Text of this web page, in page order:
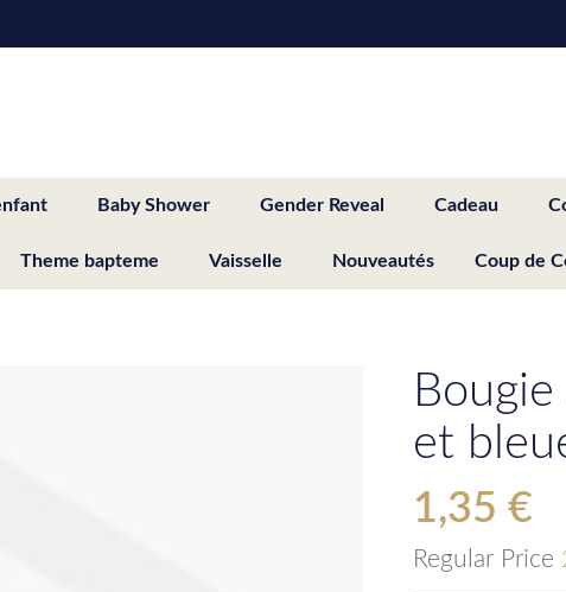
Baby Shower Gender Reveal Cadeau
Theme bapteme Vaisselle Nouveautés Coup de
et
Special
1,35 €
Regular Price